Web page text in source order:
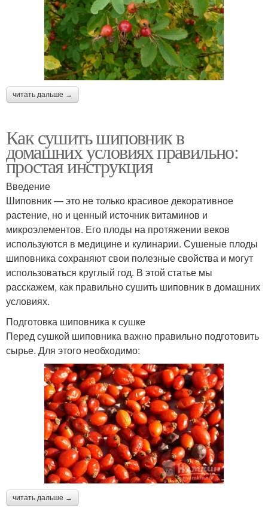
читать дальше →
Как сушить шиповник в
домашних условиях правильно:
простая инструкция
Введение
Шиповник — это не только красивое декоративное
растение, но и ценный источник витаминов и
микроэлементов. Его плоды на протяжении веков
используются в медицине и кулинарии. Сушеные плоды
шиповника сохраняют свои полезные свойства и могут
использоваться круглый год. В этой статье мы
расскажем, как правильно сушить шиповник в домашних
условиях.
Подготовка шиповника к сушке
Перед сушкой шиповника важно правильно подготовить
сырье. Для этого необходимо:
читать дальше →